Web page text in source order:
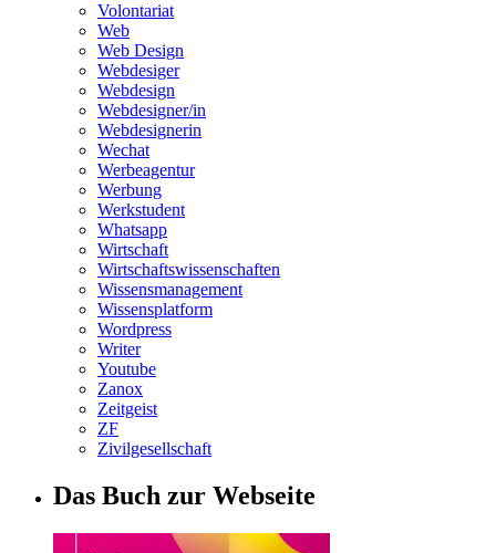
Volontariat
Web
Web Design
Webdesiger
Webdesign
Webdesigner/in
Webdesignerin
Wechat
Werbeagentur
Werbung
Werkstudent
Whatsapp
Wirtschaft
Wirtschaftswissenschaften
Wissensmanagement
Wissensplatform
Wordpress
Writer
Youtube
Zanox
Zeitgeist
ZF
Zivilgesellschaft
Das Buch zur Webseite